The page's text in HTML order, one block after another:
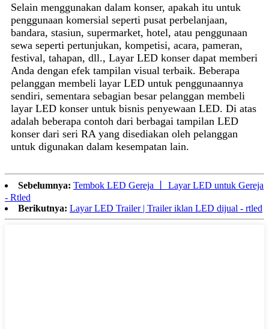
Selain menggunakan dalam konser, apakah itu untuk
penggunaan komersial seperti pusat perbelanjaan,
bandara, stasiun, supermarket, hotel, atau penggunaan
sewa seperti pertunjukan, kompetisi, acara, pameran,
festival, tahapan, dll., Layar LED konser dapat memberi
Anda dengan efek tampilan visual terbaik. Beberapa
pelanggan membeli layar LED untuk penggunaannya
sendiri, sementara sebagian besar pelanggan membeli
layar LED konser untuk bisnis penyewaan LED. Di atas
adalah beberapa contoh dari berbagai tampilan LED
konser dari seri RA yang disediakan oleh pelanggan
untuk digunakan dalam kesempatan lain.
Sebelumnya: Tembok LED Gereja 丨 Layar LED untuk Gereja
- Rtled
Berikutnya: Layar LED Trailer | Trailer iklan LED dijual - rtled